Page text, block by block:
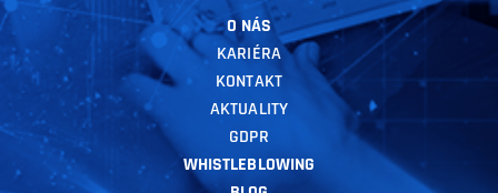
O NÁS
KARIÉRA
KONTAKT
AKTUALITY
GDPR
WHISTLEBLOWING